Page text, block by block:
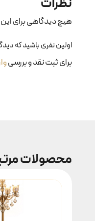
هیچ دیدگاهی برای
اولین نفری باشید که
برای ثبت نقد و بررسی
محصولات